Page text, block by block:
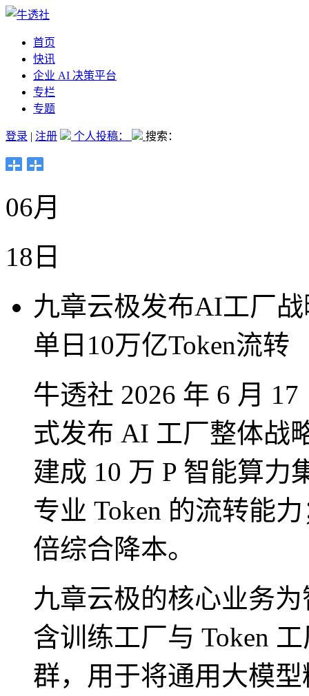
首页
快讯
企业 AI 决策平台
专栏
专题
登录 | 注册 个人投稿： 搜索：
06月
18日
九章云极发布AI工厂
单日10万亿Token流转
牛透社 2026 年 6 月
式发布 AI 工厂整体战
建成 10 万 P 智能算力
专业 Token 的流转能
倍综合降本。
九章云极的核心业务
含训练工厂与 Token
群，用于将通用大模